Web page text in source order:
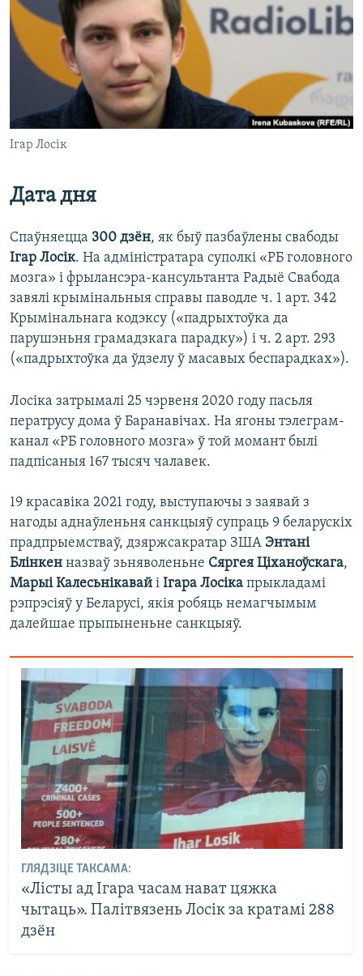
КУЛЬТУРА
КАЛЯНДАР
МОВА
НА ХВАЛЯХ СВАБОДЫ
Ігар Лосік
Дата дня
Спаўняецца 300 дзён, як быў пазбаўлены свабоды
Ігар Лосік. На адміністратара суполкі «РБ головного
мозга» і фрылансэра-кансультанта Радыё Свабода
завялі крымінальныя справы паводле ч. 1 арт. 342
Крымінальнага кодэксу («падрыхтоўка да
парушэньня грамадзкага парадку») і ч. 2 арт. 293
(«падрыхтоўка да ўдзелу ў масавых беспарадках»).
Лосіка затрымалі 25 чэрвеня 2020 году пасьля
ператрусу дома ў Баранавічах. На ягоны тэлеграм-
канал «РБ головного мозга» ў той момант былі
падпісаныя 167 тысяч чалавек.
19 красавіка 2021 году, выступаючы з заявай з
нагоды аднаўленьня санкцыяў супраць 9 беларускіх
прадпрыемстваў, дзяржсакратар ЗША Энтані
Блінкен назваў зьняволеньне Сяргея Ціханоўскага,
Марыі Калесьнікавай і Ігара Лосіка прыкладамі
рэпрэсіяў у Беларусі, якія робяць немагчымым
далейшае прыпыненьне санкцыяў.
ГЛЯДЗІЦЕ ТАКСАМА:
«Лісты ад Ігара часам нават цяжка
чытаць». Палітвязень Лосік за кратамі 288
дзён